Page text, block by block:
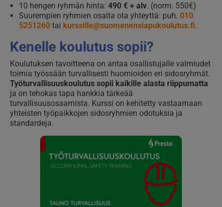
10 hengen ryhmän hinta: 490 € + alv. (norm. 550€)
Suurempien ryhmien osalta ota yhteyttä: puh. 010
5251260tai kurssille@suomenensiapukoulutus.fi.
Kenelle koulutus sopii?
Koulutuksen tavoitteena on antaa osallistujalle valmiudet
toimia työssään turvallisesti huomioiden eri sidosryhmät.
Työturvallisuuskoulutus sopii kaikille alasta riippumatta
ja on tehokas tapa hankkia tärkeää
turvallisuusosaamista. Kurssi on kehitetty vastaamaan
yhteisten työpaikkojen sidosryhmien odotuksia ja
standardeja.